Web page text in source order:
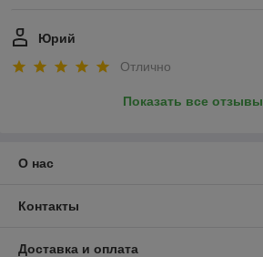
Юрий
Отлично
Показать все отзывы
О нас
Контакты
Доставка и оплата